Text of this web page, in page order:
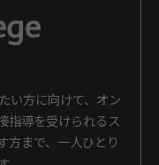
い方に向けて、オン
指導を受けられるス
方まで、一人ひとり